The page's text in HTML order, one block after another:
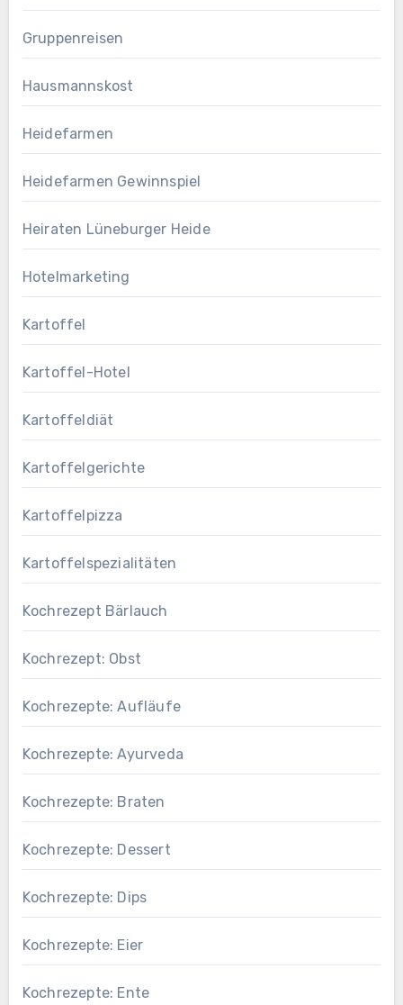
Gruppenreisen
Hausmannskost
Heidefarmen
Heidefarmen Gewinnspiel
Heiraten Lüneburger Heide
Hotelmarketing
Kartoffel
Kartoffel-Hotel
Kartoffeldiät
Kartoffelgerichte
Kartoffelpizza
Kartoffelspezialitäten
Kochrezept Bärlauch
Kochrezept: Obst
Kochrezepte: Aufläufe
Kochrezepte: Ayurveda
Kochrezepte: Braten
Kochrezepte: Dessert
Kochrezepte: Dips
Kochrezepte: Eier
Kochrezepte: Ente